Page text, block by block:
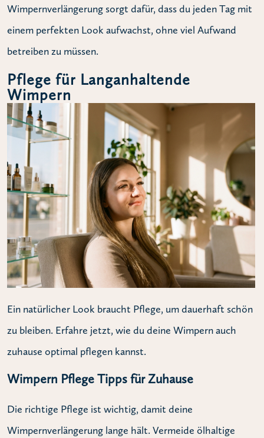
Wimpernverlängerung sorgt dafür, dass du jeden Tag mit
einem perfekten Look aufwachst, ohne viel Aufwand
betreiben zu müssen.
Pflege für Langanhaltende
Wimpern
Ein natürlicher Look braucht Pflege, um dauerhaft schön
zu bleiben. Erfahre jetzt, wie du deine Wimpern auch
zuhause optimal pflegen kannst.
Wimpern Pflege Tipps für Zuhause
Die richtige Pflege ist wichtig, damit deine
Wimpernverlängerung lange hält. Vermeide ölhaltige